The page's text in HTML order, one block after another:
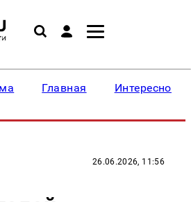
Главная Интересное
26.06.2026, 11:56